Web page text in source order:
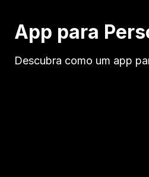
App para
Descubra como um app